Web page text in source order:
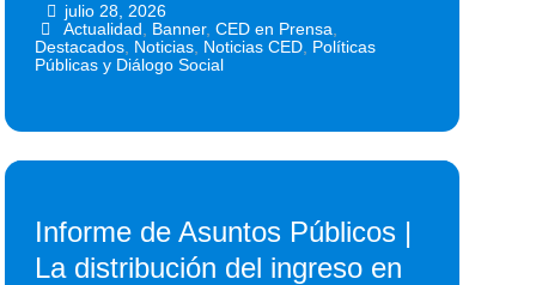
julio 28, 2026
Actualidad Banner, CED en Prensa
Destacados Noticias Noticias CED Políticas
Públicas y Diálogo Social
Informe de Asuntos Públicos |
La distribución del ingreso en